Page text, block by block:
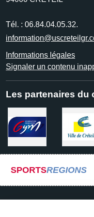
Tél. : 06.84.04.05.32.
Informations légales
Signaler un contenu
Les partenaires du
SPORTSREGIONS